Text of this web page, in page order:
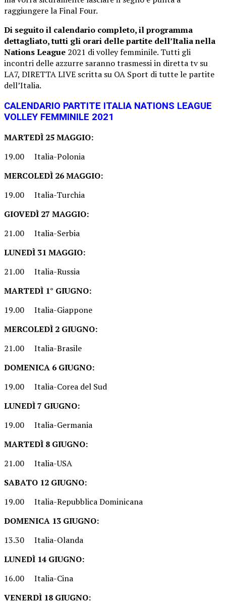
raggiungere la Final Four.
Di seguito il calendario completo, il programma
dettagliato, tutti gli orari delle partite dell’Italia nella
Nations League 2021 di volley femminile. Tutti gli
incontri delle azzurre saranno trasmessi in diretta tv su
LA7, DIRETTA LIVE scritta su OA Sport di tutte le partite
dell’Italia.
CALENDARIO PARTITE ITALIA NATIONS LEAGUE
VOLLEY FEMMINILE 2021
MARTEDÌ 25 MAGGIO:
19.00 Italia-Polonia
MERCOLEDÌ 26 MAGGIO:
19.00 Italia-Turchia
GIOVEDÌ 27 MAGGIO:
21.00 Italia-Serbia
LUNEDÌ 31 MAGGIO:
21.00 Italia-Russia
MARTEDÌ 1° GIUGNO:
19.00 Italia-Giappone
MERCOLEDÌ 2 GIUGNO:
21.00 Italia-Brasile
DOMENICA 6 GIUGNO:
19.00 Italia-Corea del Sud
LUNEDÌ 7 GIUGNO:
19.00 Italia-Germania
MARTEDÌ 8 GIUGNO:
21.00 Italia-USA
SABATO 12 GIUGNO:
19.00 Italia-Repubblica Dominicana
DOMENICA 13 GIUGNO:
13.30 Italia-Olanda
LUNEDÌ 14 GIUGNO:
16.00 Italia-Cina
VENERDÌ 18 GIUGNO: